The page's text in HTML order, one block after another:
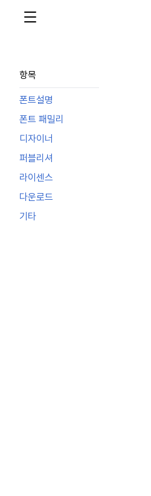
항목
폰트설명
폰트 패밀리
디자이너
퍼블리셔
라이센스
다운로드
기타